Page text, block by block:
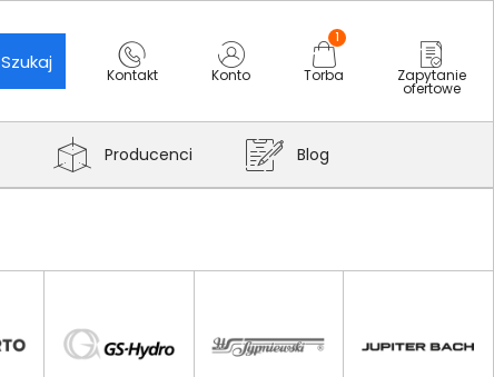
Szukaj
Kontakt Konto
1
Torba Zapytanie
ofertowe
Producenci Blog